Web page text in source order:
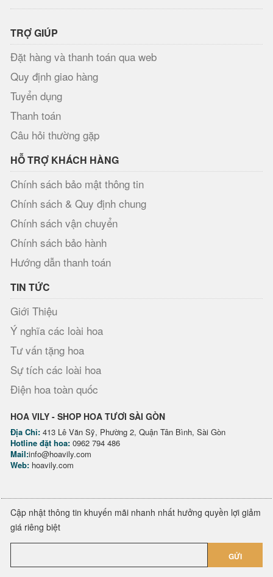
TRỢ GIÚP
Đặt hàng và thanh toán qua web
Quy định giao hàng
Tuyển dụng
Thanh toán
Câu hỏi thường gặp
HỖ TRỢ KHÁCH HÀNG
Chính sách bảo mật thông tin
Chính sách & Quy định chung
Chính sách vận chuyển
Chính sách bảo hành
Hướng dẫn thanh toán
TIN TỨC
Giới Thiệu
Ý nghĩa các loài hoa
Tư vấn tặng hoa
Sự tích các loài hoa
Điện hoa toàn quốc
HOA VILY - SHOP HOA TƯƠI SÀI GÒN
Địa Chỉ: 413 Lê Văn Sỹ, Phường 2, Quận Tân Bình, Sài Gòn
Hotline đặt hoa: 0962 794 486
Mail:info@hoavily.com
Web: hoavily.com
Cập nhật thông tin khuyến mãi nhanh nhất hưởng quyền lợi giảm
giá riêng biệt
GỬI